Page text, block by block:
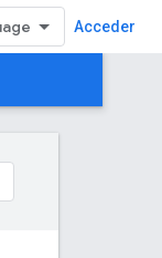
Acceder